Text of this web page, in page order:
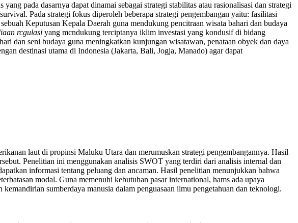
pada dasarnya dapat dinamai sebagai strategi stabilitas atau rasionalisasi dan strategi
Pada strategi fokus diperoleh beberapa strategi pengembangan yaitu: fasilitasi
Keputusan Kepala Daerah guna mendukung pencitraan wisata bahari dan budaya
rcgulasi yang mcndukung terciptanya iklim investasi yang kondusif di bidang
dan seni budaya guna meningkatkan kunjungan wisatawan, penataan obyek dan daya
destinasi utama di Indonesia (Jakarta, Bali, Jogja, Manado) agar dapat
laut di propinsi Maluku Utara dan merumuskan strategi pengembangannya. Hasil
Penelitian ini menggunakan analisis SWOT yang terdiri dari analisis internal dan
informasi tentang peluang dan ancaman. Hasil penelitian menunjukkan bahwa
modal. Guna memenuhi kebutuhan pasar international, hams ada upaya
sumberdaya manusia dalam penguasaan ilmu pengetahuan dan teknologi.